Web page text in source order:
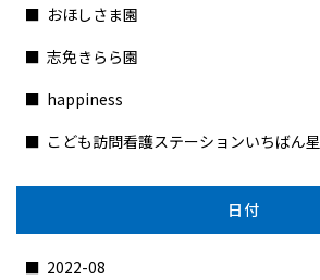
おほしさま園
志免きらら園
happiness
こども訪問看護ステーションいちばん星
日付
2022-08